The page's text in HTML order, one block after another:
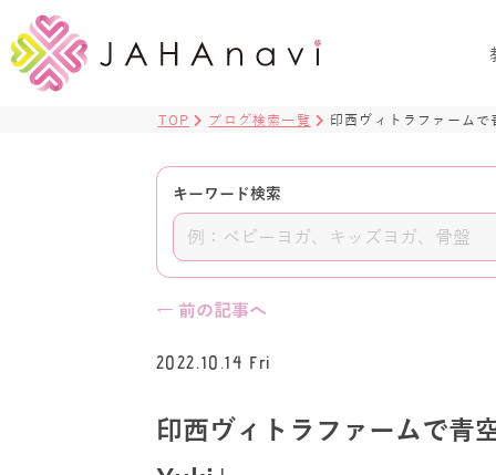
TOP ブログ検索一覧 印西ヴィトラファーム
キーワード検索
← 前の記事へ
2022.10.14 Fri
印西ヴィトラファームで青